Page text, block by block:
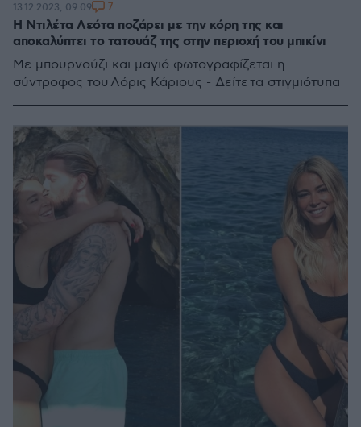
Η Ντιλέτα Λεότα ποζάρει με την κόρη της και
αποκαλύπτει το τατουάζ της στην περιοχή του μπικίνι
Με μπουρνούζι και μαγιό φωτογραφίζεται η
σύντροφος του Λόρις Κάριους - Δείτε τα στιγμιότυπα
13.12.2023, 09:09 7